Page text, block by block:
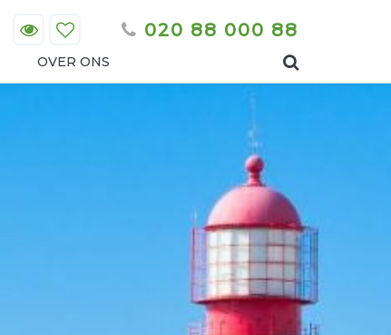
020 88 000 88
OVER ONS